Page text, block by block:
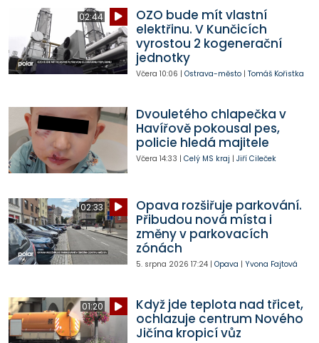
02:44
OZO bude mít vlastní
elektřinu. V Kunčicích
vyrostou 2 kogenerační
jednotky
Včera 10:06 | Ostrava-město| Tomáš Kořistka
Dvouletého chlapečka v
Havířově pokousal pes,
policie hledá majitele
Včera 14:33 | Celý MS kraj | Jiří Cileček
02:33
Opava rozšiřuje parkování.
Přibudou nová místa i
změny v parkovacích
zónách
5. srpna 2026 17:24| Opava | Yvona Fajtová
01:20
Když jde teplota nad třicet,
ochlazuje centrum Nového
Jičína kropicí vůz